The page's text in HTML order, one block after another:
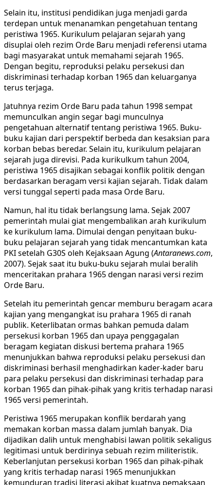
Selain itu, institusi pendidikan juga menjadi garda
terdepan untuk menanamkan pengetahuan tentang
peristiwa 1965. Kurikulum pelajaran sejarah yang
disuplai oleh rezim Orde Baru menjadi referensi utama
bagi masyarakat untuk memahami sejarah 1965.
Dengan begitu, reproduksi pelaku persekusi dan
diskriminasi terhadap korban 1965 dan keluarganya
terus terjaga.
Jatuhnya rezim Orde Baru pada tahun 1998 sempat
memunculkan angin segar bagi munculnya
pengetahuan alternatif tentang peristiwa 1965. Buku-
buku kajian dari perspektif berbeda dan kesaksian para
korban bebas beredar. Selain itu, kurikulum pelajaran
sejarah juga direvisi. Pada kurikulkum tahun 2004,
peristiwa 1965 disajikan sebagai konflik politik dengan
berdasarkan beragam versi kajian sejarah. Tidak dalam
versi tunggal seperti pada masa Orde Baru.
Namun, hal itu tidak berlangsung lama. Sejak 2007
pemerintah mulai giat mengembalikan arah kurikulum
ke kurikulum lama. Dimulai dengan penyitaan buku-
buku pelajaran sejarah yang tidak mencantumkan kata
PKI setelah G30S oleh Kejaksaan Agung (Antaranews.com,
2007). Sejak saat itu buku-buku sejarah mulai beralih
menceritakan prahara 1965 dengan narasi versi rezim
Orde Baru.
Setelah itu pemerintah gencar memburu beragam acara
kajian yang mengangkat isu prahara 1965 di ranah
publik. Keterlibatan ormas bahkan pemuda dalam
persekusi korban 1965 dan upaya penggagalan
beragam kegiatan diskusi bertema prahara 1965
menunjukkan bahwa reproduksi pelaku persekusi dan
diskriminasi berhasil menghadirkan kader-kader baru
para pelaku persekusi dan diskriminasi terhadap para
korban 1965 dan pihak-pihak yang kritis terhadap narasi
1965 versi pemerintah.
Peristiwa 1965 merupakan konflik berdarah yang
memakan korban massa dalam jumlah banyak. Dia
dijadikan dalih untuk menghabisi lawan politik sekaligus
legitimasi untuk berdirinya sebuah rezim militeristik.
Keberlanjutan persekusi korban 1965 dan pihak-pihak
yang kritis terhadap narasi 1965 menunjukkan
kemunduran tradisi literasi akibat kuatnya pemaksaan